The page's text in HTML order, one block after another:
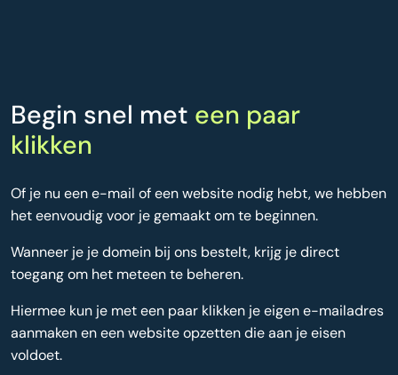
Begin snel met een paar
klikken
Of je nu een e-mail of een website nodig hebt, we hebben
het eenvoudig voor je gemaakt om te beginnen.
Wanneer je je domein bij ons bestelt, krijg je direct
toegang om het meteen te beheren.
Hiermee kun je met een paar klikken je eigen e-mailadres
aanmaken en een website opzetten die aan je eisen
voldoet.